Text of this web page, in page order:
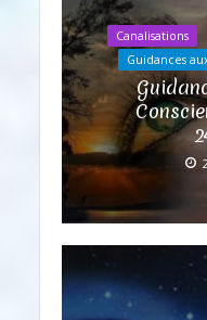
Canalisations
Guidances